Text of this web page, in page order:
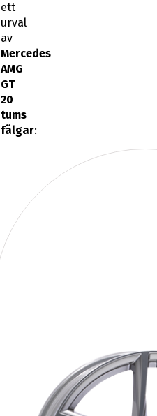
ett
urval
av
Mercedes
AMG
GT
20
tums
fälgar: